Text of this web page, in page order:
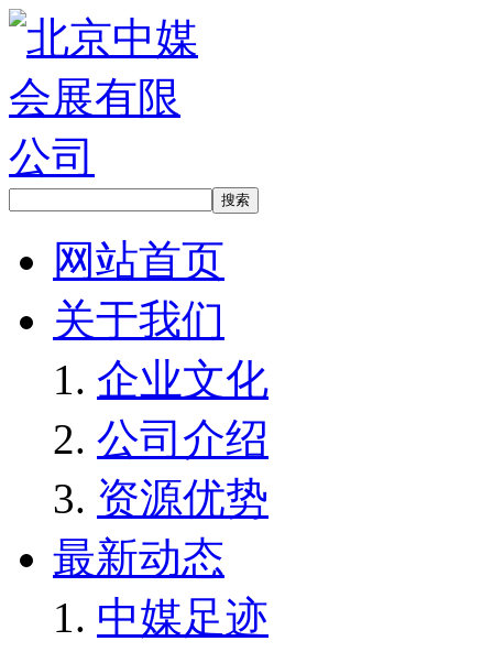
网站首页
关于我们
企业文化
公司介绍
资源优势
最新动态
中媒足迹